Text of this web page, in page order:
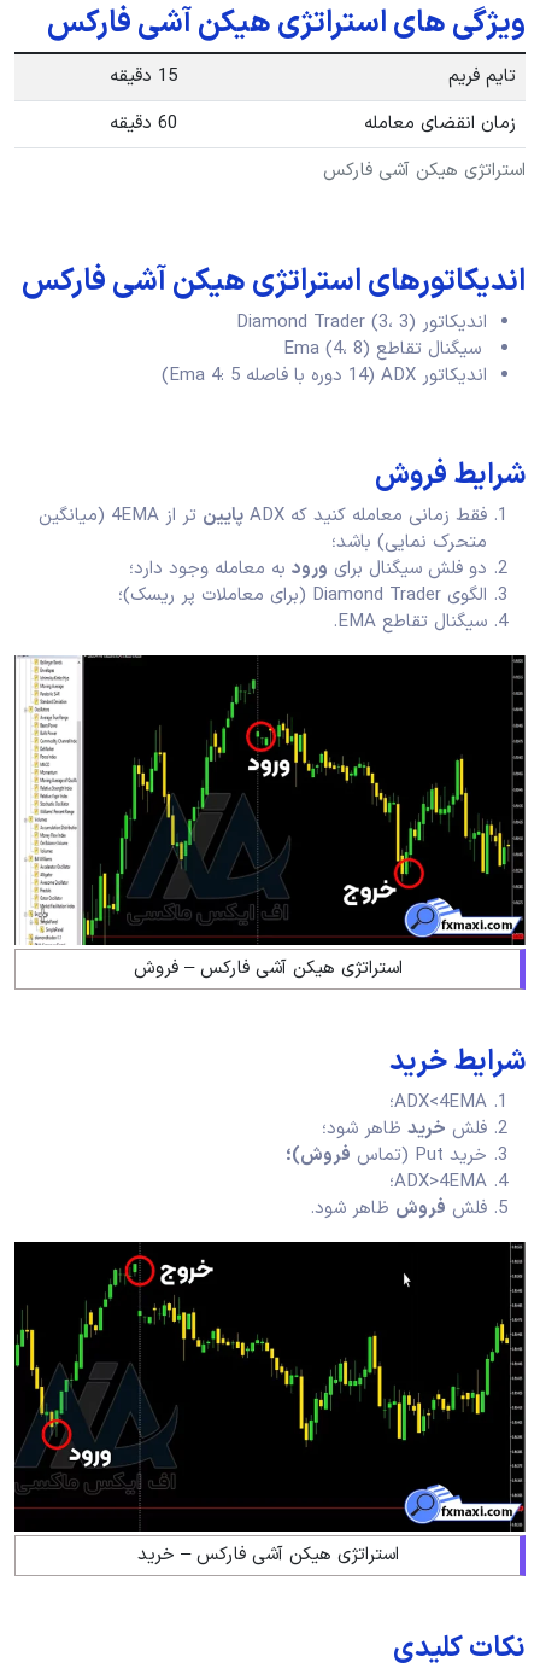
ویژگی های استراتژی هیکن آشی فارکس
استراتژی هیکن آشی فارکس
تایم فریم
15 دقیقه
زمان انقضای معامله
60 دقیقه
اندیکاتورهای استراتژی هیکن آشی فارکس
اندیکاتور Diamond Trader (3، 3)
سیگنال تقاطع Ema (4، 8)
اندیکاتور ADX (14 دوره با فاصله Ema 4: 5)
شرایط فروش
فقط زمانی معامله کنید که ADX پایین
تر از 4EMA (میانگین
متحرک نمایی) باشد؛
دو فلش سیگنال برای ورود به معامله وجود دارد؛
الگوی Diamond Trader (برای معاملات پر ریسک)؛
سیگنال تقاطع EMA.
استراتژی هیکن آشی فارکس – فروش
شرایط خرید
ADX<4EMA؛
فلش خرید ظاهر شود؛
خرید Put (تماس
فروش)؛
ADX>4EMA؛
فلش فروش ظاهر شود.
استراتژی هیکن آشی فارکس – خرید
نکات کلیدی